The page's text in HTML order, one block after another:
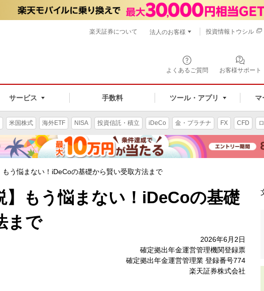
よくあるご質問 お客様サポート
サービス 手数料 ツール・アプリ マ
楽天証券について 法人のお客様 投資情報トウシル
米国株式 海外ETF NISA 投資信託・積立 iDeCo 金・プラチナ FX CFD
う悩まない！iDeCoの基礎から賢い受取方法まで
】もう悩まない！iDeCoの基礎
まで
2026年6月2日
確定拠出年金運営管理機関登録票
確定拠出年金運営管理業 登録番号774
楽天証券株式会社